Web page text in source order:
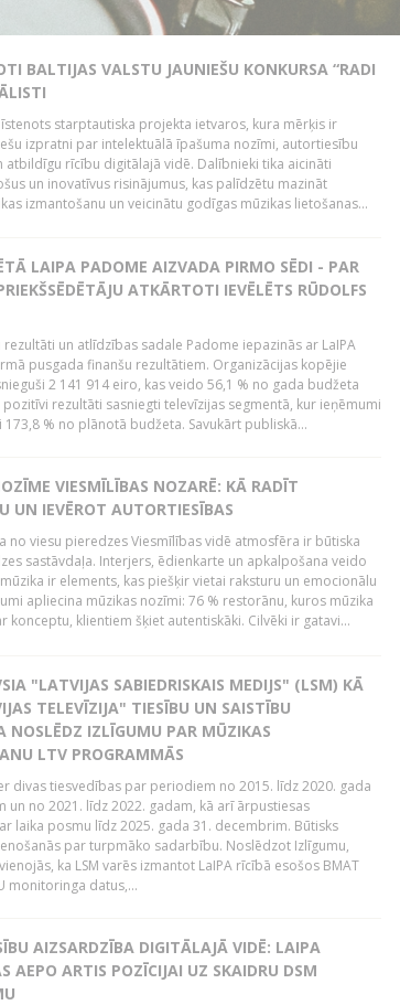
BALTIJAS VALSTU JAUNIEŠU KONKURSA “RADI
starptautiska projekta ietvaros, kura mērķis ir
izpratni par intelektuālā īpašuma nozīmi, autortiesību
atbildīgu rīcību digitālajā vidē. Dalībnieki tika aicināti
un inovatīvus risinājumus, kas palīdzētu mazināt
izmantošanu un veicinātu godīgas mūzikas lietošanas...
LAIPA PADOME AIZVADA PIRMO SĒDI - PAR
ATKĀRTOTI IEVĒLĒTS RŪDOLFS
rezultāti un atlīdzības sadale Padome iepazinās ar LaIPA
pusgada finanšu rezultātiem. Organizācijas kopējie
2 141 914 eiro, kas veido 56,1 % no gada budžeta
rezultāti sasniegti televīzijas segmentā, kur ieņēmumi
173,8 % no plānotā budžeta. Savukārt publiskā...
VIESMĪLĪBAS NOZARĒ: KĀ RADĪT
UN IEVĒROT AUTORTIESĪBAS
no viesu pieredzes Viesmīlības vidē atmosfēra ir būtiska
sastāvdaļa. Interjers, ēdienkarte un apkalpošana veido
ir elements, kas piešķir vietai raksturu un emocionālu
apliecina mūzikas nozīmi: 76 % restorānu, kuros mūzika
konceptu, klientiem šķiet autentiskāki. Cilvēki ir gatavi...
"LATVIJAS SABIEDRISKAIS MEDIJS" (LSM) KĀ
TELEVĪZIJA" TIESĪBU UN SAISTĪBU
NOSLĒDZ IZLĪGUMU PAR MŪZIKAS
LTV PROGRAMMĀS
divas tiesvedības par periodiem no 2015. līdz 2020. gada
un no 2021. līdz 2022. gadam, kā arī ārpustiesas
laika posmu līdz 2025. gada 31. decembrim. Būtisks
par turpmāko sadarbību. Noslēdzot Izlīgumu,
vienojās, ka LSM varēs izmantot LaIPA rīcībā esošos BMAT
monitoringa datus,...
AIZSARDZĪBA DIGITĀLAJĀ VIDĒ: LAIPA
AEPO ARTIS POZĪCIJAI UZ SKAIDRU DSM